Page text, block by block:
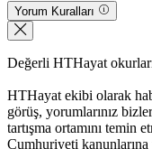
Yorum Kuralları
Değerli HTHayat
HTHayat ekibi olarak
görüş, yorumlarınız
tartışma ortamını temin
Cumhuriyeti kanunlarına